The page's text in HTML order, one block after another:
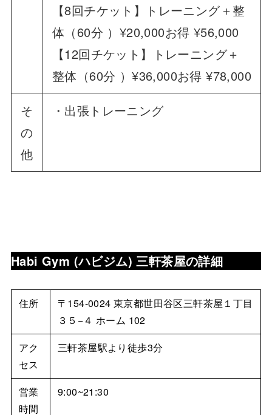
【8回チケット】トレーニング＋整
体（60分 ）¥20,000お得 ¥56,000
【12回チケット】トレーニング＋
整体（60分 ）¥36,000お得 ¥78,000
そ
の
他
・出張トレーニング
Habi Gym (ハビジム) 三軒茶屋の詳細
住所
〒154-0024 東京都世田谷区三軒茶屋１丁目
３５−４ ホーム 102
アク
セス
三軒茶屋駅より徒歩3分
営業
時間
9:00~21:30